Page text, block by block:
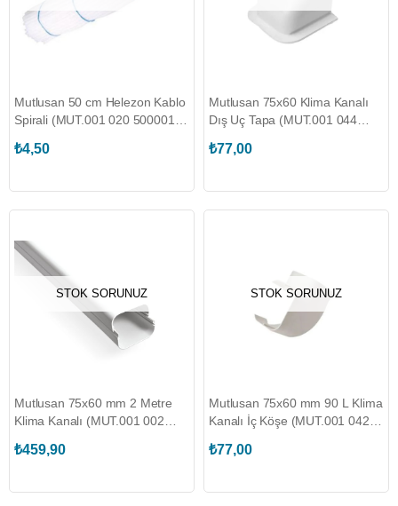
Mutlusan 50 cm Helezon Kablo
Spirali (MUT.001 020 500001
₺4,50
Mutlusan 75x60 Klima Kanalı
Dış Uç Tapa (MUT.001 044
₺77,00
STOK SORUNUZ
Mutlusan 75x60 mm 2 Metre
Klima Kanalı (MUT.001 002
₺459,90
STOK SORUNUZ
Mutlusan 75x60 mm 90 L Klima
Kanalı İç Köşe (MUT.001 042
₺77,00